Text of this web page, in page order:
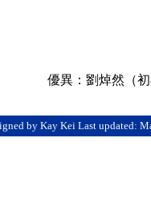
優異：劉焯然（
by Kay Kei Last updated: